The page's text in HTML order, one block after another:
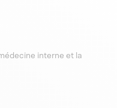
interne et la